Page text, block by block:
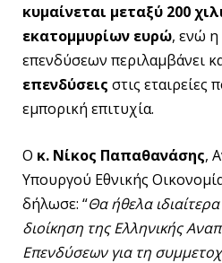
κυμαίνεται μεταξύ 200
εκατομμυρίων ευρώ, ενώ η
επενδύσεων περιλαμβάνει
επενδύσεις στις εταιρείες
εμπορική επιτυχία.
Ο κ. Νίκος Παπαθανάσης,
Υπουργού Εθνικής
δήλωσε: “Θα ήθελα
διοίκηση της Ελληνικής
Επενδύσεων για τη